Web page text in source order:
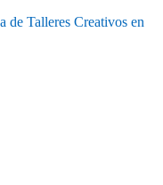
de Talleres Creativos en